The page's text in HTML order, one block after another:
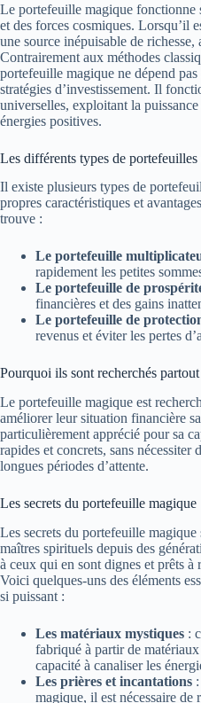
Le portefeuille magique fonctionne
et des forces cosmiques. Lorsqu’il
une source inépuisable de
Contrairement aux méthodes
portefeuille magique ne dépend
stratégies d’investissement. Il
universelles, exploitant la
énergies positives.
Les différents types de portefeuilles
Il existe plusieurs types de
propres caractéristiques et
trouve :
Le portefeuille
rapidement les petites
Le portefeuille de
financières et des gains
Le portefeuille de
revenus et éviter les pertes
Pourquoi ils sont recherchés
Le portefeuille magique est
améliorer leur situation financière
particulièrement apprécié pour sa
rapides et concrets, sans nécessiter
longues périodes d’attente.
Les secrets du portefeuille magique
Les secrets du portefeuille
maîtres spirituels depuis des
à ceux qui en sont dignes et prêts
Voici quelques-uns des éléments
si puissant :
Les matériaux mystiques :
fabriqué à partir de
capacité à canaliser les
Les prières et incantations
magique, il est nécessaire de